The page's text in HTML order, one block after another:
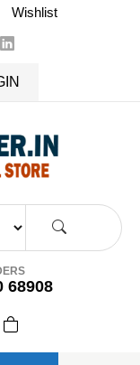
Wishlist
68908